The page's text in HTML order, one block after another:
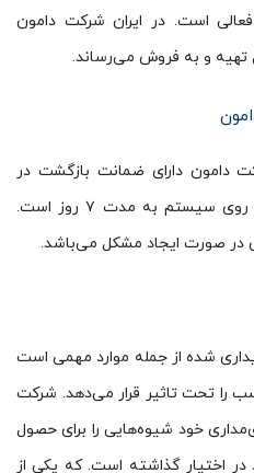
است. در ایران شرکت دامون
تهیه و به فروش می‌رساند.
دامون دارای ضمانت بازگشت در
صورت عدم نصب و راه اندازی بر روی سیستم به مدت ۷ روز است.
در صورت ایجاد مشکل می‌باشد.
شده از جمله موارد مهمی است
یک کمپرسور بیتزر ۲۰ اسب را تحت تاثیر قرار می­‌دهد. شرکت
خود شیوه­‌هایی را برای حصول
در اختیار گذاشته است. که یکی از